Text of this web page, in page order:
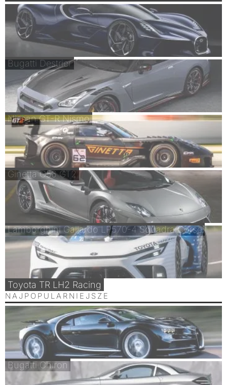
Bugatti Destrier
Nissan GT-R Nismo
Ginetta G56 GT2
Lamborghini Gallardo LP570-4 Squadra Corse
Toyota TR LH2 Racing
NAJPOPULARNIEJSZE
Bugatti Chiron